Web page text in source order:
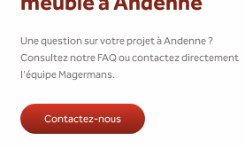
Une question sur votre projet à Andenne ?
Consultez notre FAQ ou contactez directement
l'équipe Magermans.
Contactez-nous